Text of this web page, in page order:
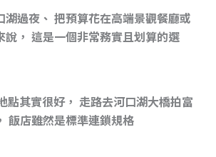
湖過夜、 把預算花在高端景觀餐廳或
說， 這是一個非常務實且划算的選
點其實很好， 走路去河口湖大橋拍富
飯店雖然是標準連鎖規格